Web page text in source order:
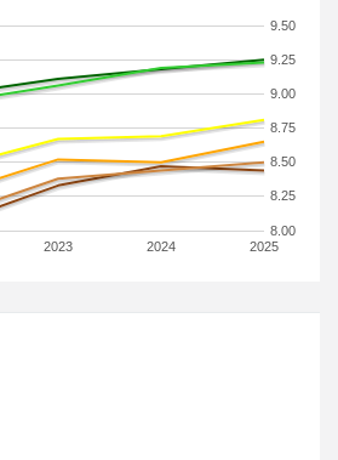
2023 2024 2025
8.00
8.25
8.50
8.75
9.00
9.25
9.50